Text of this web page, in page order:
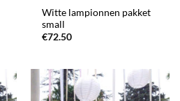
Witte lampionnen pakket
small
€72.50